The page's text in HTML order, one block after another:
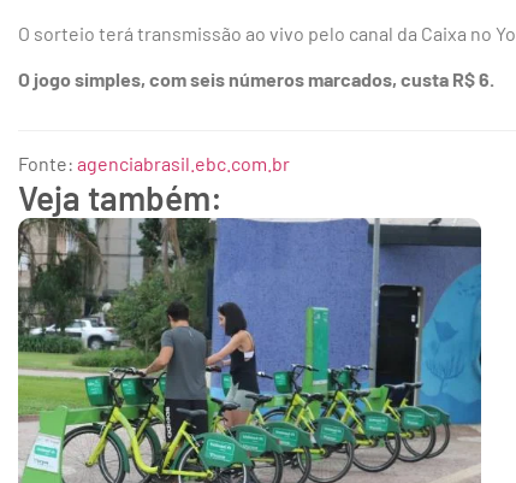
O sorteio terá transmissão ao vivo pelo canal da Caixa no
O jogo simples, com seis números marcados, custa R$ 6.
Fonte: agenciabrasil.ebc.com.br
Veja também: